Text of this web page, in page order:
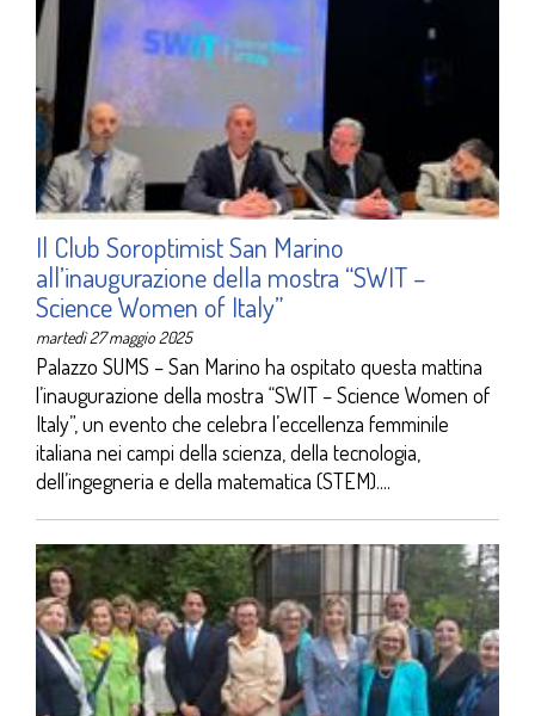
Il Club Soroptimist San Marino
all’inaugurazione della mostra “SWIT –
Science Women of Italy”
martedì 27 maggio 2025
Palazzo SUMS – San Marino ha ospitato questa mattina
l’inaugurazione della mostra “SWIT – Science Women of
Italy”, un evento che celebra l’eccellenza femminile
italiana nei campi della scienza, della tecnologia,
dell’ingegneria e della matematica (STEM)....